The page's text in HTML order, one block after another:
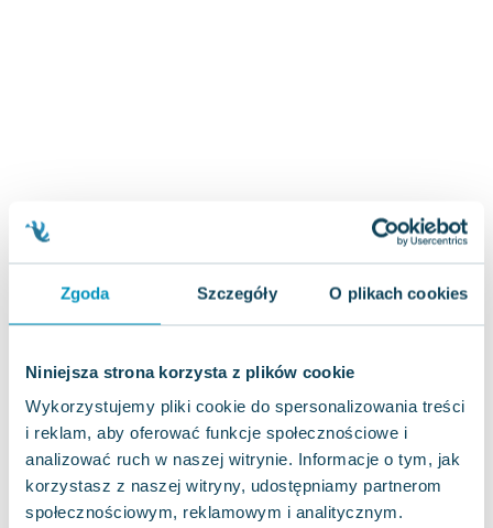
Zgoda Szczegóły O plikach cookies
Niniejsza strona korzysta z plików cookie
Wykorzystujemy pliki cookie do spersonalizowania treści
i reklam, aby oferować funkcje społecznościowe i
analizować ruch w naszej witrynie. Informacje o tym, jak
korzystasz z naszej witryny, udostępniamy partnerom
społecznościowym, reklamowym i analitycznym.
Leszek Czarnecki
Janina Zającówna
Anna Prus (oprac.)
Agnieszka Maciąg
Barbara Wrzesińska
Terry Pratchett
Virginia Woolf